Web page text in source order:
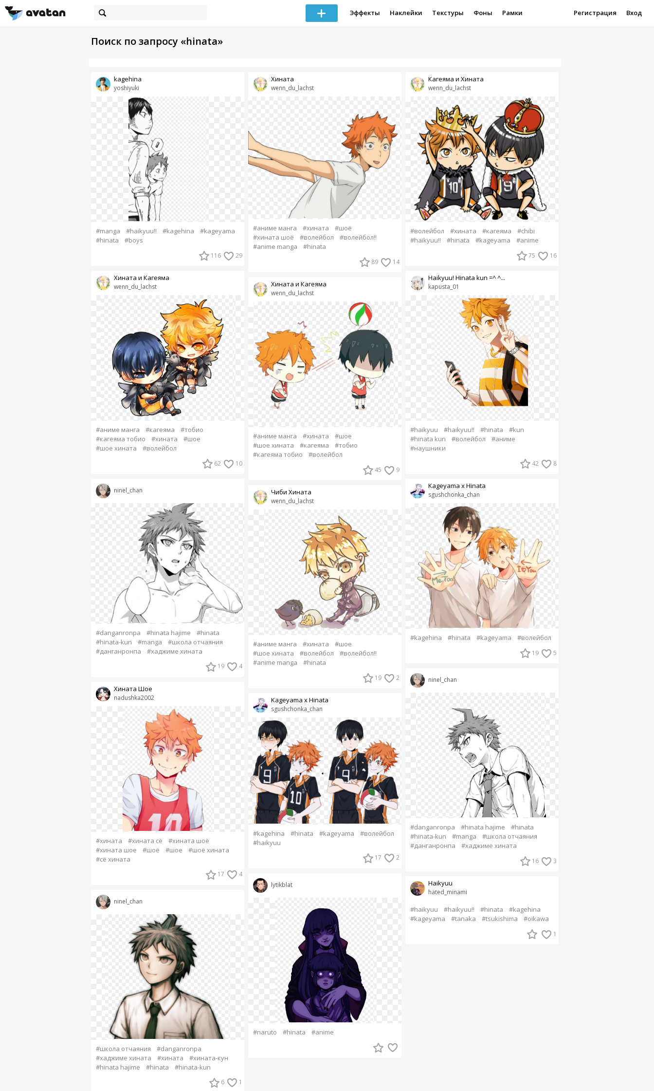
Эффекты Наклейки Текстуры Фоны Рамки Регистрация Вход
Поиск по запросу «hinata»
yoshiyuki
kagehina
#manga #haikyuu!! #kagehina
#kageyama
#hinata
#boys
116 29
wenn_du_lachst
Хината и Кагеяма
#аниме манга #кагеяма
#тобио
#кагеяма тобио
#хината
#шое
#шое хината
#волейбол
62 10
ninel_chan
#danganronpa #hinata hajime
#hinata
#hinata-kun
#manga
#школа отчаяния
#данганронпа
#хаджиме хината
19 4
nadushka2002
Хината Шое
#хината #хината сё
#хината шоё
#хината шое
#шоё #шое
#шоё хината
#сё хината
17 4
ninel_chan
#школа отчаяния
#danganronpa
#хаджиме хината
#хината
#хината-кун
#hinata hajime
#hinata #hinata-kun
6 1
wenn_du_lachst
Хината
#аниме манга #хината
#шоё
#хината шоё
#волейбол
#волейбол!!
#anime manga
#hinata
89 14
wenn_du_lachst
Хината и Кагеяма
#аниме манга #хината
#шое
#шое хината
#кагеяма
#тобио
#кагеяма тобио
#волейбол
45 9
wenn_du_lachst
Чиби Хината
#аниме манга #хината
#шое
#шое хината
#волейбол
#волейбол!!
#anime manga
#hinata
19 2
sgushchonka_chan
Kageyama x Hinata
#kagehina #hinata #kageyama
#волейбол
#haikyuu
17 2
lytikblat
#naruto #hinata #anime
wenn_du_lachst
Кагеяма и Хината
#волейбол #хината #кагеяма
#chibi
#haikyuu!!
#hinata #kageyama #anime
75 16
kapusta_01
Haikyuu! Hinata kun =^ ^...
#haikyuu #haikyuu!! #hinata
#kun
#hinata kun
#волейбол
#аниме
#наушники
42 8
sgushchonka_chan
Kageyama x Hinata
#kagehina #hinata #kageyama #волейбол
19 5
ninel_chan
#danganronpa #hinata hajime
#hinata
#hinata-kun
#manga
#школа отчаяния
#данганронпа
#хаджиме хината
16 3
hated_minami
Haikyuu
#haikyuu #haikyuu!! #hinata
#kagehina
#kageyama
#tanaka #tsukishima #oikawa
1